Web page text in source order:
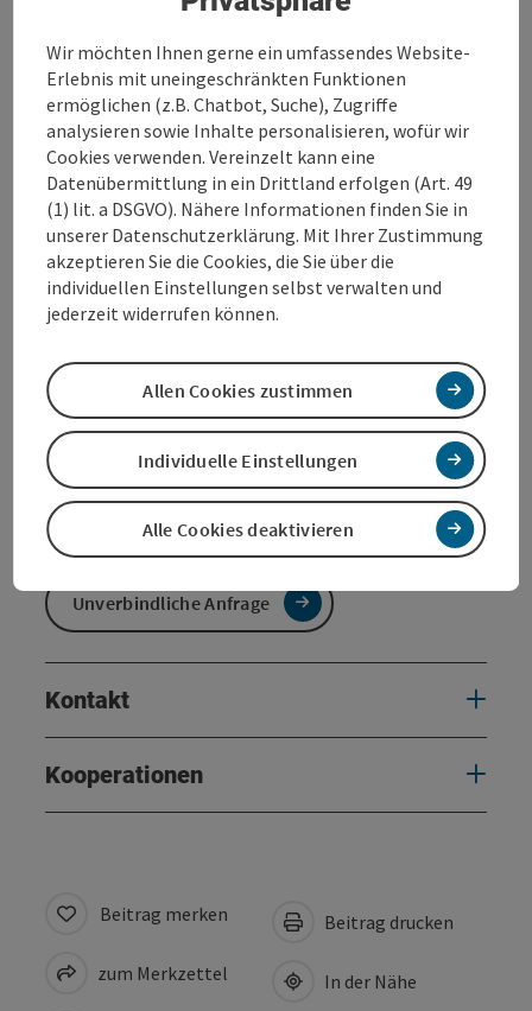
Dauer: 2,00 Stunden
Leistungen
siehe Preise!
Mögliche Anreisetermine
Für Gruppen gegen Voranmeldung!
Buchen / Anfrage
ab Preis
buchbar ab 1 Person
Reisezeitraum (01.01.2024 - 31.12.2029)
01.01.2024
Unverbindliche Anfrage
Kontakt
Kooperationen
Beitrag merken
zum Merkzettel
Beitrag drucken
In der Nähe
Wir möchten Ihnen gerne ein umfassendes Website-
Erlebnis mit uneingeschränkten Funktionen
ermöglichen (z.B. Chatbot, Suche), Zugriffe
analysieren sowie Inhalte personalisieren, wofür wir
Cookies verwenden. Vereinzelt kann eine
Datenübermittlung in ein Drittland erfolgen (Art. 49
(1) lit. a DSGVO). Nähere Informationen finden Sie in
unserer Datenschutzerklärung. Mit Ihrer Zustimmung
akzeptieren Sie die Cookies, die Sie über die
individuellen Einstellungen selbst verwalten und
jederzeit widerrufen können.
Alle Cookies deaktivieren
Individuelle Einstellungen
Allen Cookies zustimmen